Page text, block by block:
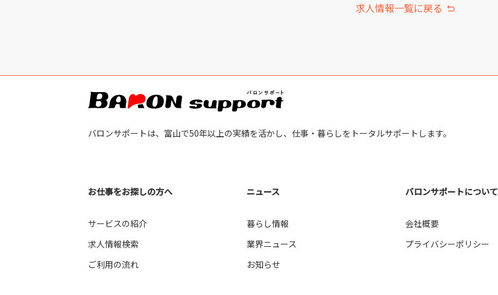
求人情報一覧に戻る
バロンサポートは、富山で50年以上の実績を活かし、仕事・暮らしをトータルサポートします。
お仕事をお探しの方へ
サービスの紹介
求人情報検索
ご利用の流れ
ニュース
暮らし情報
業界ニュース
お知らせ
バロンサポートについて
会社概要
プライバシーポリシー